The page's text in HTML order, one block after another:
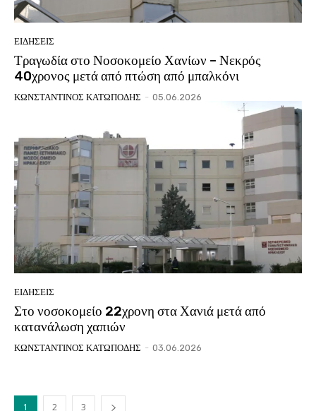
ΕΙΔΗΣΕΙΣ
Τραγωδία στο Νοσοκομείο Χανίων – Νεκρός
40χρονος μετά από πτώση από μπαλκόνι
ΚΩΝΣΤΑΝΤΙΝΟΣ ΚΑΤΩΠΟΔΗΣ - 05.06.2026
ΕΙΔΗΣΕΙΣ
Στο νοσοκομείο 22χρονη στα Χανιά μετά από
κατανάλωση χαπιών
ΚΩΝΣΤΑΝΤΙΝΟΣ ΚΑΤΩΠΟΔΗΣ - 03.06.2026
1 2 3